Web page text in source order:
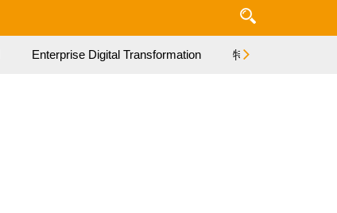
Enterprise Digital Transformation 特集